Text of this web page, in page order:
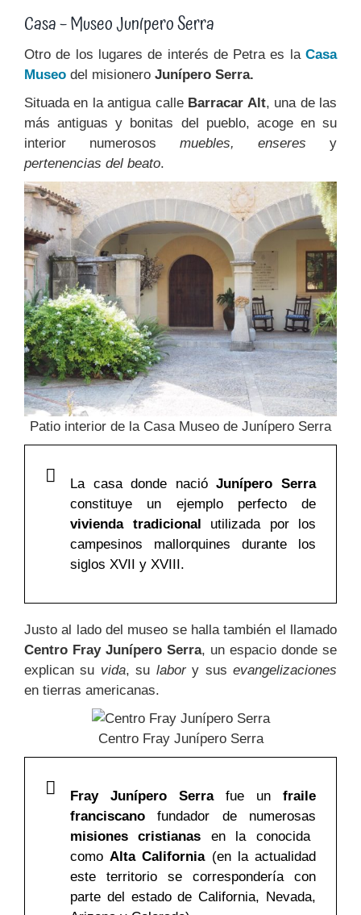
Casa – Museo Junípero Serra
Otro de los lugares de interés de Petra es laCasa
Museo del misionero Junípero Serra.
Situada en la antigua calle Barracar Alt, una de las
más antiguas y bonitas del pueblo, acoge en su
interior numerosos muebles, enseres y
pertenencias del beato.
Patio interior de la Casa Museo de Junípero Serra
La casa donde nacióJunípero Serra
constituye un ejemplo perfecto de
vivienda tradicional utilizada por los
campesinos mallorquines durante los
siglos XVII y XVIII.
Justo al lado del museo se halla también el llamado
Centro Fray Junípero Serra, un espacio donde se
explican su vida, su labory susevangelizaciones
en tierras americanas.
Centro Fray Junípero Serra
Fray Junípero Serrafue un fraile
franciscano fundador de numerosas
misiones cristianas en la conocida
comoAlta California(en la actualidad
este territorio se correspondería con
parte del estado de California, Nevada,